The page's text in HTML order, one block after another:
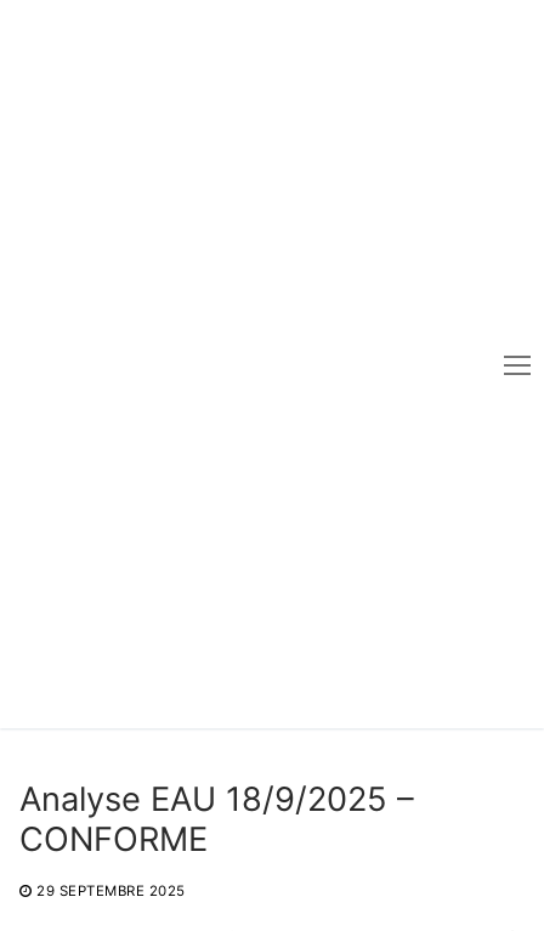
Analyse EAU 18/9/2025 –
CONFORME
29 SEPTEMBRE 2025